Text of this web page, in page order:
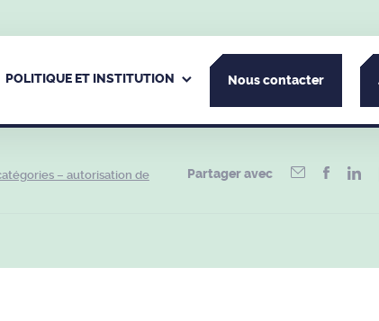
POLITIQUE ET INSTITUTION Nous contacter
– autorisation de
Partager avec